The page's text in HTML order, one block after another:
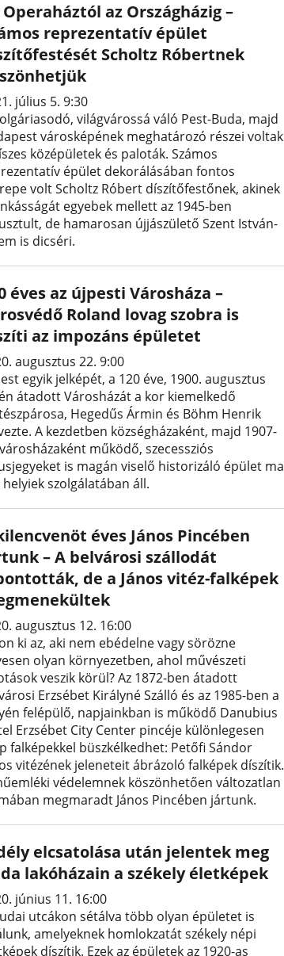
Operaháztól az Országházig –
reprezentatív épület
Scholtz Róbertnek
július 5. 9:30
világvárossá váló Pest-Buda, majd
városképének meghatározó részei voltak
középületek és paloták. Számos
épület dekorálásában fontos
volt Scholtz Róbert díszítőfestőnek, akinek
egyebek mellett az 1945-ben
de hamarosan újjászülető Szent István-
is dicséri.
éves az újpesti Városháza –
Roland lovag szobra is
az impozáns épületet
augusztus 22. 9:00
egyik jelképét, a 120 éve, 1900. augusztus
átadott Városházát a kor kiemelkedő
Hegedűs Ármin és Böhm Henrik
A kezdetben községházaként, majd 1907-
működő, szecessziós
is magán viselő historizáló épület ma
helyiek szolgálatában áll.
éves János Pincében
– A belvárosi szállodát
de a János vitéz-falképek
augusztus 12. 16:00
ki az, aki nem ebédelne vagy sörözne
olyan környezetben, ahol művészeti
veszik körül? Az 1872-ben átadott
Erzsébet Királyné Szálló és az 1985-ben a
felépülő, napjainkban is működő Danubius
Erzsébet City Center pincéje különlegesen
falképekkel büszkélkedhet: Petőfi Sándor
vitézének jeleneteit ábrázoló falképek díszítik.
védelemnek köszönhetően változatlan
megmaradt János Pincében jártunk.
elcsatolása után jelentek meg
lakóházain a székely életképek
június 11. 16:00
utcákon sétálva több olyan épületet is
amelyeknek homlokzatát székely népi
díszítik. Ezek az épületek az 1920-as